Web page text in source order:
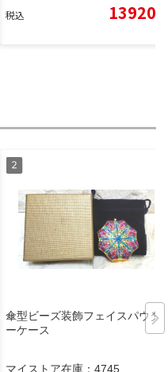
税込 13920
傘型ビーズ装飾フェイスパウダ
ーケース
マイストア在庫： 4745